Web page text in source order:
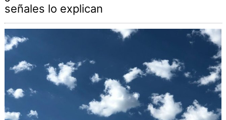
señales lo explican